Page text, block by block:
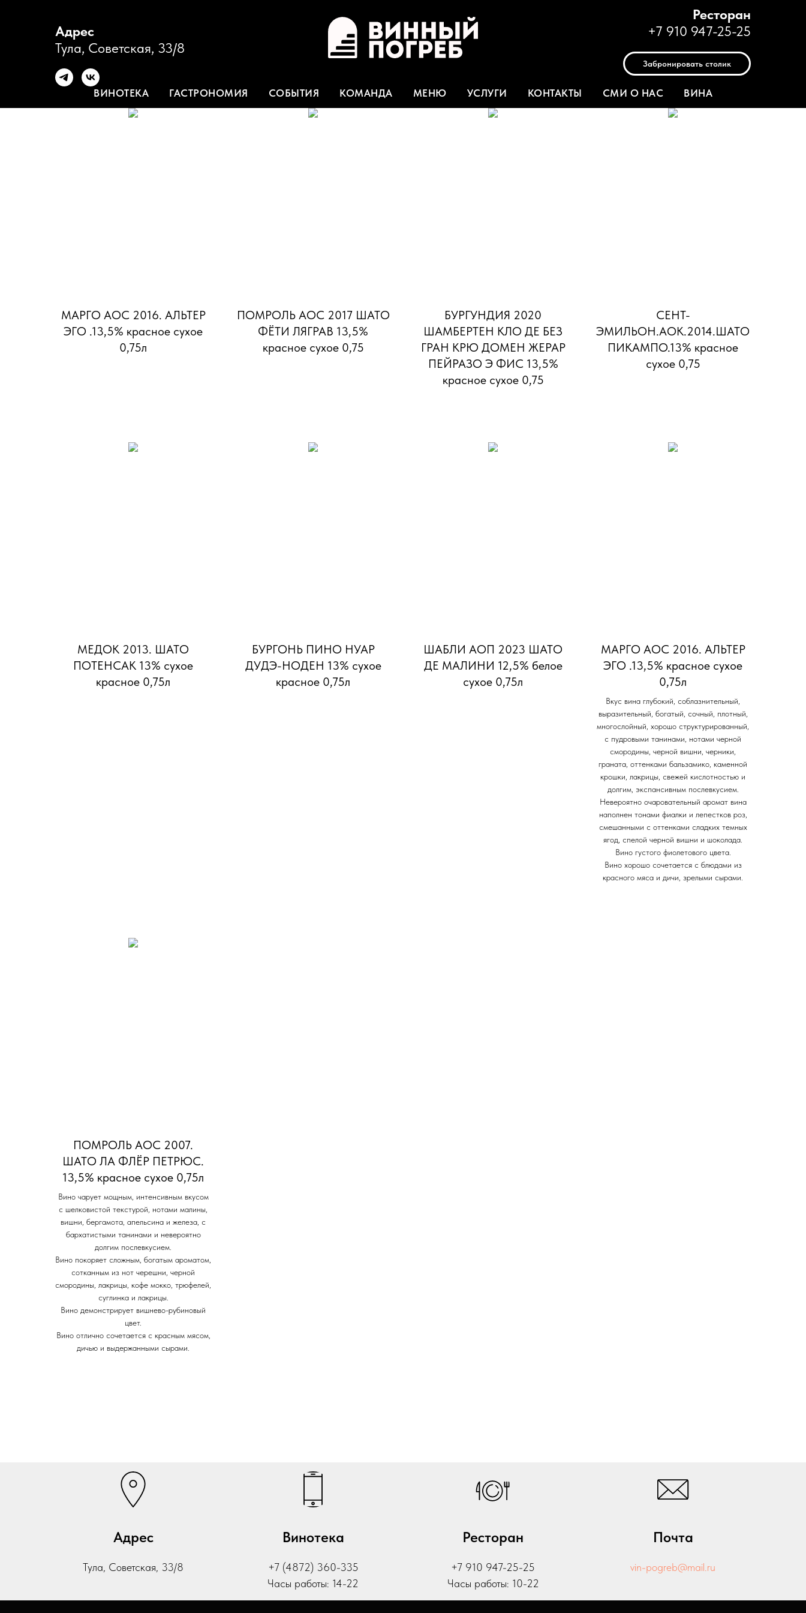
Адрес
Тула, Советская, 33/8
Ресторан
+7 910 947-25-25
Забронировать столик
ВИНОТЕКА ГАСТРОНОМИЯ СОБЫТИЯ КОМАНДА МЕНЮ УСЛУГИ КОНТАКТЫ СМИ О НАС ВИНА
МАРГО АОС 2016. АЛЬТЕР
ЭГО .13,5% красное сухое
0,75л
ПОМРОЛЬ АОС 2017 ШАТО
ФЁТИ ЛЯГРАВ 13,5%
красное сухое 0,75
БУРГУНДИЯ 2020
ШАМБЕРТЕН КЛО ДЕ БЕЗ
ГРАН КРЮ ДОМЕН ЖЕРАР
ПЕЙРАЗО Э ФИС 13,5%
красное сухое 0,75
СЕНТ-
ЭМИЛЬОН.АОК.2014.ШАТО
ПИКАМПО.13% красное
сухое 0,75
МЕДОК 2013. ШАТО
ПОТЕНСАК 13% сухое
красное 0,75л
БУРГОНЬ ПИНО НУАР
ДУДЭ-НОДЕН 13% сухое
красное 0,75л
ШАБЛИ АОП 2023 ШАТО
ДЕ МАЛИНИ 12,5% белое
сухое 0,75л
МАРГО АОС 2016. АЛЬТЕР
ЭГО .13,5% красное сухое
0,75л
Вкус вина глубокий, соблазнительный,
выразительный, богатый, сочный, плотный,
многослойный, хорошо структурированный,
с пудровыми танинами, нотами черной
смородины, черной вишни, черники,
граната, оттенками бальзамико, каменной
крошки, лакрицы, свежей кислотностью и
долгим, экспансивным послевкусием.
Невероятно очаровательный аромат вина
наполнен тонами фиалки и лепестков роз,
смешанными с оттенками сладких темных
ягод, спелой черной вишни и шоколада.
Вино густого фиолетового цвета.
Вино хорошо сочетается с блюдами из
красного мяса и дичи, зрелыми сырами.
ПОМРОЛЬ АОС 2007.
ШАТО ЛА ФЛЁР ПЕТРЮС.
13,5% красное сухое 0,75л
Вино чарует мощным, интенсивным вкусом
с шелковистой текстурой, нотами малины,
вишни, бергамота, апельсина и железа, с
бархатистыми танинами и невероятно
долгим послевкусием.
Вино покоряет сложным, богатым ароматом,
сотканным из нот черешни, черной
смородины, лакрицы, кофе мокко, трюфелей,
суглинка и лакрицы.
Вино демонстрирует вишнево-рубиновый
цвет.
Вино отлично сочетается с красным мясом,
дичью и выдержанными сырами.
Адрес
Тула, Советская, 33/8
Винотека
+7 (4872) 360-335
Часы работы: 14-22
Ресторан
+7 910 947-25-25
Часы работы: 10-22
Почта
vin-pogreb@mail.ru